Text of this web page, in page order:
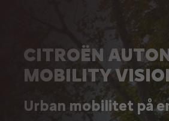
CITROËN
MOBILITY
Urban mobilitet på